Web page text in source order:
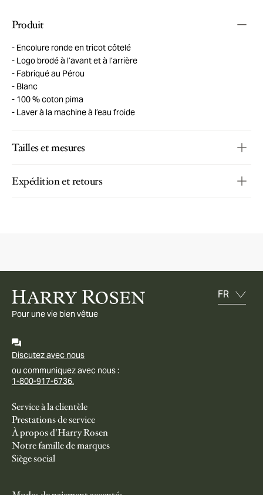
Produit
Encolure ronde en tricot côtelé
Logo brodé à l’avant et à l’arrière
Fabriqué au Pérou
Blanc
100 % coton pima
Laver à la machine à l’eau froide
Tailles et mesures
Expédition et retours
Pour une vie bien vêtue
Discutez avec nous
ou communiquez avec nous :
1-800-917-6736.
Service à la clientèle
Prestations de service
À propos d'Harry Rosen
Notre famille de marques
Siège social